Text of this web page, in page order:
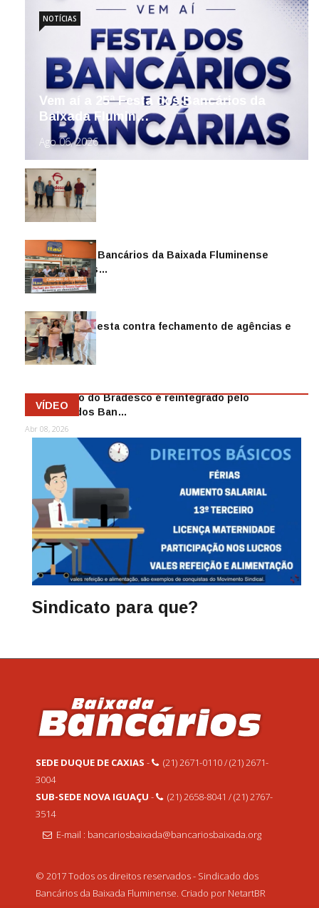
Vem aí a 25ª Festa dos Bancários da
Baixada Flumin…
Ago 06, 2026
NOTÍCIAS
Sindicato dos Bancários da Baixada Fluminense
reintegra mais…
Jul 14, 2026
Sindicato protesta contra fechamento de agências e
as demiss…
Mai 13, 2026
Funcionário do Bradesco é reintegrado pelo
Sindicato dos Ban…
Abr 08, 2026
VÍDEO
Sindicato para que?
SEDE DUQUE DE CAXIAS -
(21) 2671-0110 / (21) 2671-
3004
SUB-SEDE NOVA IGUAÇU -
(21) 2658-8041 / (21) 2767-
3514
E-mail : bancariosbaixada@bancariosbaixada.org
© 2017 Todos os direitos reservados - Sindicado dos
Bancários da Baixada Fluminense. Criado por NetartBR